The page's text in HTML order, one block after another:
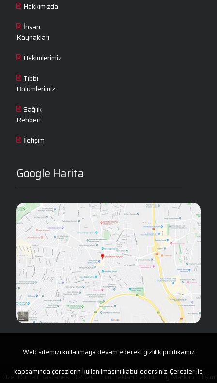
Web sitemizi kullanmaya devam ederek, gizlilik politikamız
kapsamında çerezlerin kullanılmasını kabul edersiniz. Çerezler ile
Hakkımızda
İnsan
Kaynakları
Hekimlerimiz
Tıbbi
Bölümlerimiz
Sağlık
Rehberi
İletişim
Google Harita
Özel Rumeli Hastanesi © 2020. Tüm Hakları Saklıdır. ByMarkon Bilişim